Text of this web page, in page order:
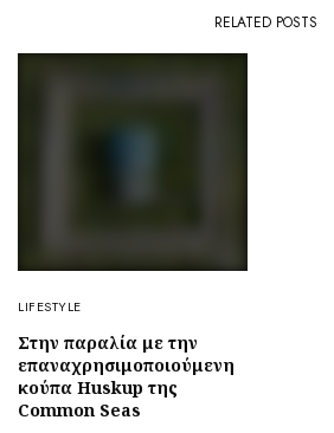
RELATED POSTS
LIFESTYLE
Στην παραλία με την
επαναχρησιμοποιούμενη
κούπα Huskup της
Common Seas